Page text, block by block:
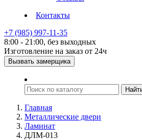
Контакты
+7 (985) 997-11-35
8:00 - 21:00, без выходных
Изготовление на заказ от 24ч
Вызвать замерщика
Главная
Металлические двери
Ламинат
ДЛМ-013